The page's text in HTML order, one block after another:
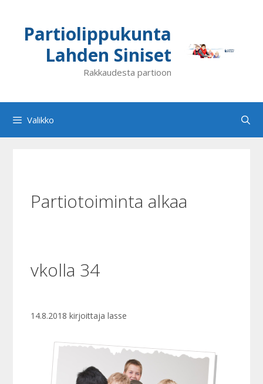
Partiolippukunta
Lahden Siniset
Rakkaudesta partioon
Valikko
Partiotoiminta alkaa
vkolla 34
14.8.2018 kirjoittajalasse